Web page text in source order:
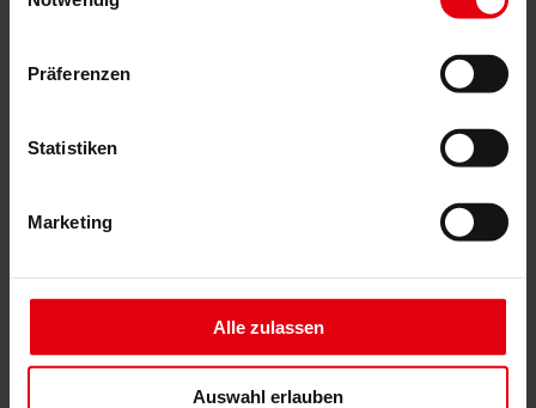
Präferenzen
Statistiken
Marketing
Alle zulassen
Auswahl erlauben
Baumanagement
Consulting
Technische Due Diligence
Gebäudezertifizierung
Projektmonitoring
IT Services